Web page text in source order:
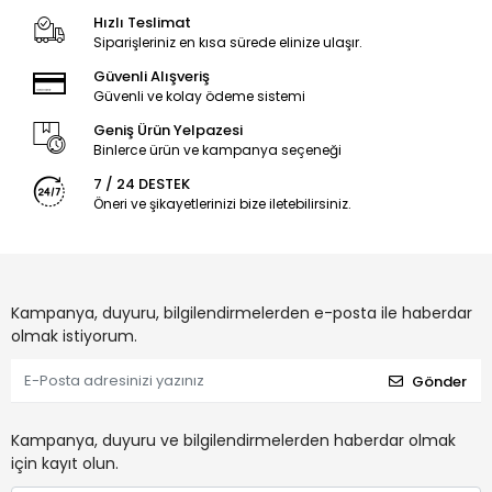
Hızlı Teslimat
Siparişleriniz en kısa sürede elinize ulaşır.
Güvenli Alışveriş
Güvenli ve kolay ödeme sistemi
Geniş Ürün Yelpazesi
Binlerce ürün ve kampanya seçeneği
7 / 24 DESTEK
Öneri ve şikayetlerinizi bize iletebilirsiniz.
Kampanya, duyuru, bilgilendirmelerden e-posta ile haberdar
olmak istiyorum.
Gönder
Kampanya, duyuru ve bilgilendirmelerden haberdar olmak
için kayıt olun.